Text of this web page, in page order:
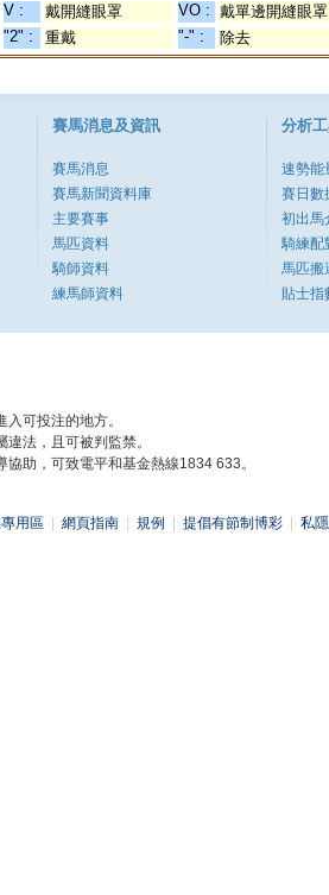
V : 戴開縫眼罩 VO : 戴單邊開縫眼罩
"2" : 重戴 "-" : 除去
賽馬消息及資訊
賽馬消息
賽馬新聞資料庫
主要賽事
馬匹資料
騎師資料
練馬師資料
分析
速勢能
賽日數
初出馬
騎練配
馬匹搬
貼士指
可投注的地方。
法，且可被判監禁。
助，可致電平和基金熱線1834 633。
用區 網頁指南 規例 提倡有節制博彩 私